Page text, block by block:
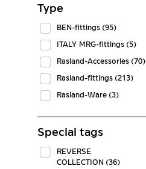
Type
BEN-fittings (95)
ITALY MRG-fittings (5)
Rasland-Accessories (70)
Rasland-fittings (213)
Rasland-Ware (3)
Special tags
REVERSE
COLLECTION (36)